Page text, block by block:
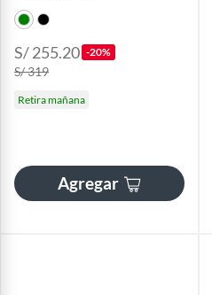
S/ 255.20 -20%
S/ 319
Retira mañana
Agregar